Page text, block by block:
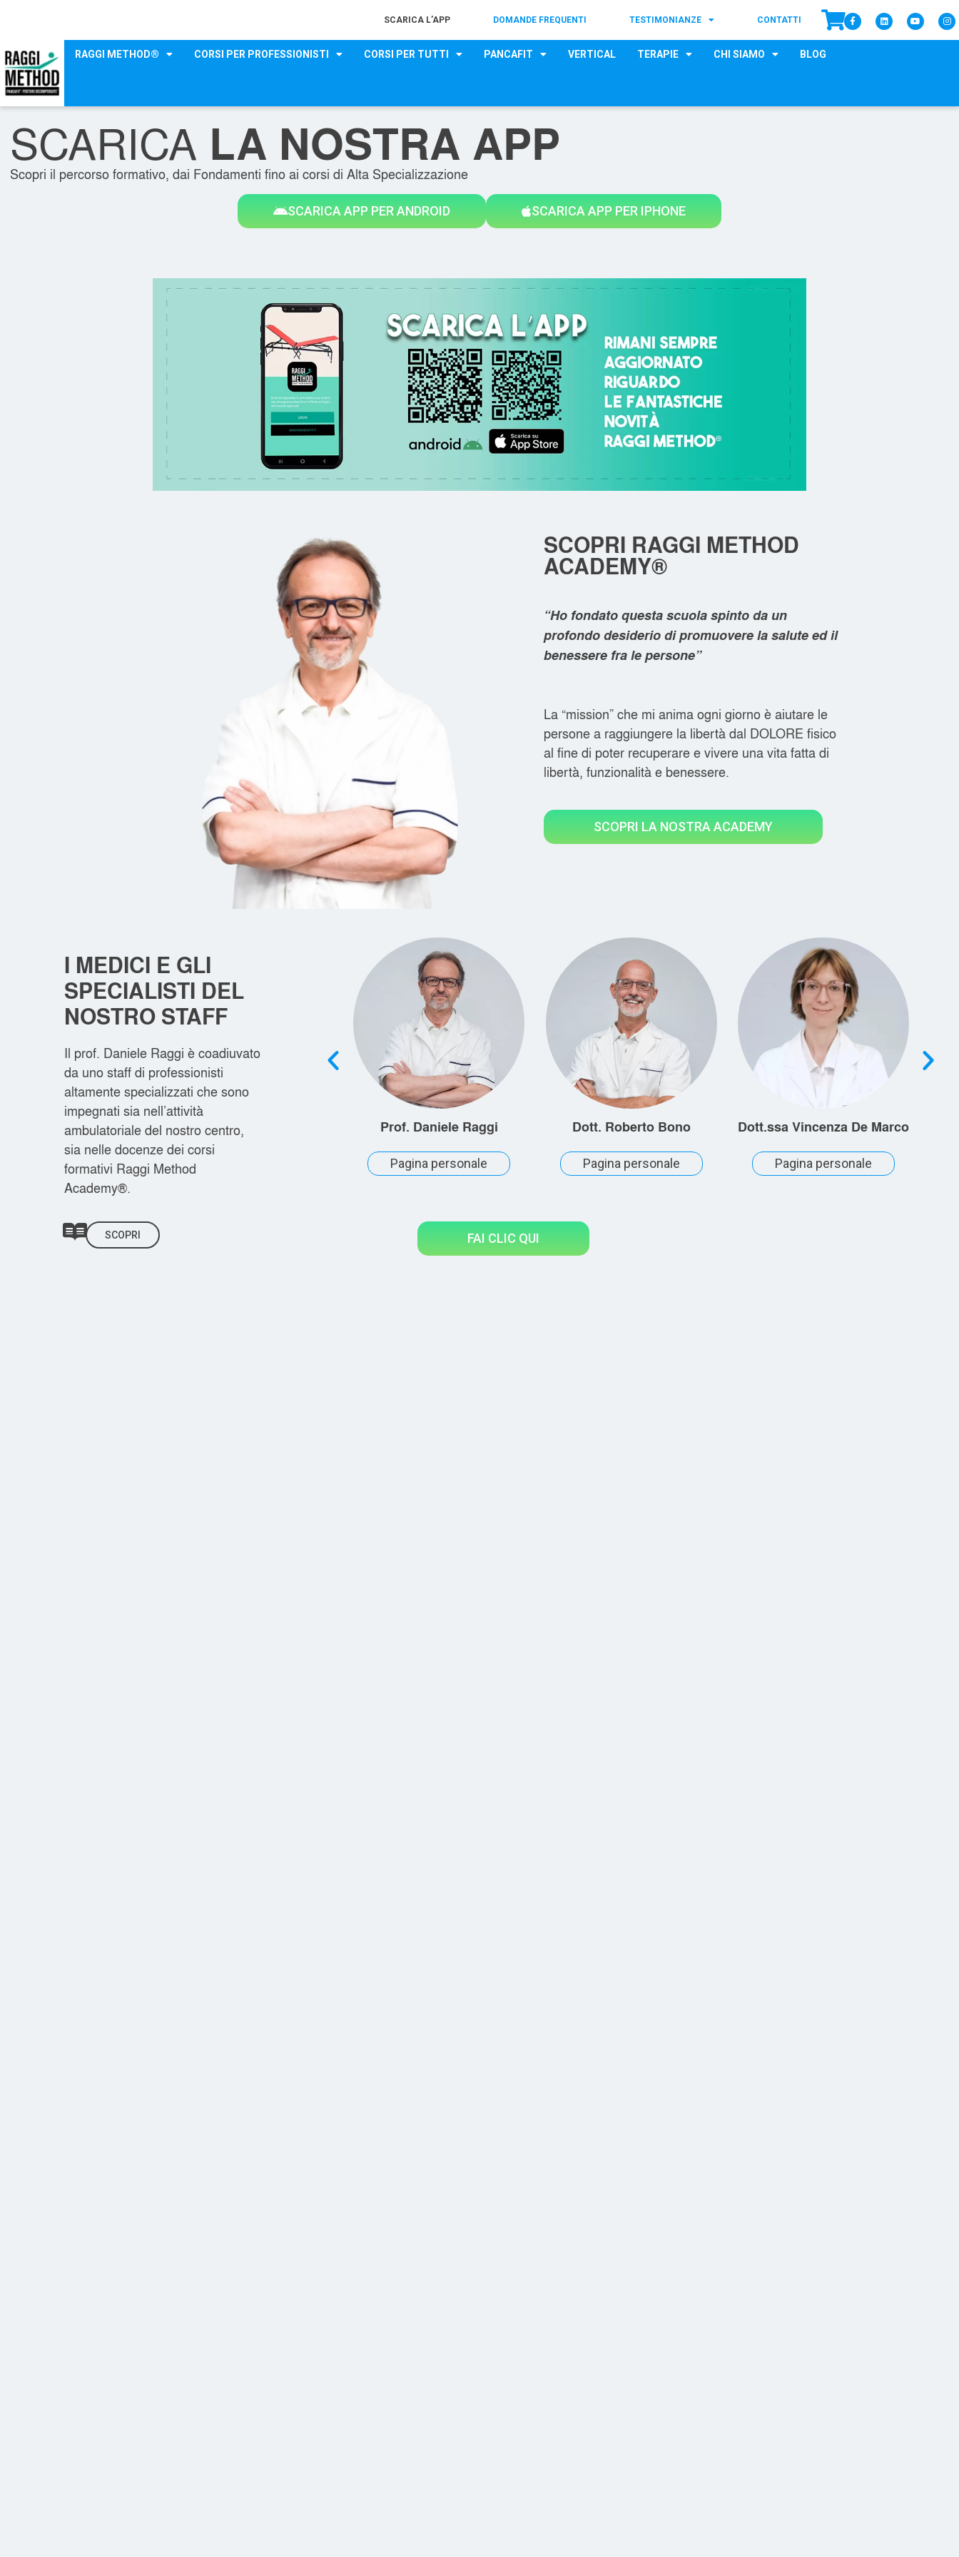
SCARICA L’APP DOMANDE FREQUENTI TESTIMONIANZE CONTATTI
RAGGI METHOD® CORSI PER PROFESSIONISTI CORSI PER TUTTI PANCAFIT VERTICAL TERAPIE CHI SIAMO BLOG
SCARICA LA NOSTRA APP
Scopri il percorso formativo, dai Fondamenti fino ai corsi di Alta Specializzazione
SCARICA APP PER ANDROID SCARICA APP PER IPHONE
SCOPRI RAGGI METHOD
ACADEMY®
“Ho fondato questa scuola spinto da un
profondo desiderio di promuovere la salute ed il
benessere fra le persone”
La “mission” che mi anima ogni giorno è aiutare le
persone a raggiungere la libertà dal DOLORE fisico
al fine di poter recuperare e vivere una vita fatta di
libertà, funzionalità e benessere.
SCOPRI LA NOSTRA ACADEMY
I MEDICI E GLI
SPECIALISTI DEL
NOSTRO STAFF
Il prof. Daniele Raggi è coadiuvato
da uno staff di professionisti
altamente specializzati che sono
impegnati sia nell’attività
ambulatoriale del nostro centro,
sia nelle docenze dei corsi
formativi Raggi Method
Academy®.
SCOPRI
Prof. Daniele Raggi
Pagina personale
Dott. Roberto Bono
Pagina personale
Dott.ssa Vincenza De Marco
Pagina personale
FAI CLIC QUI